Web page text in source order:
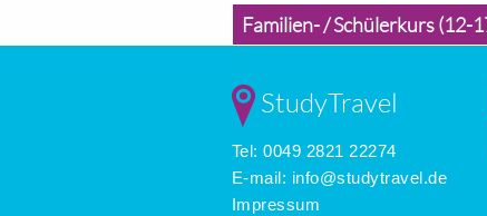
Familien- / Schülerkurs (12-
StudyTravel
Tel: 0049 2821 22274
E-mail: info@studytravel.de
Impressum